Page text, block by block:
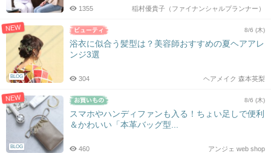
稲村優貴子（ファイナンシャルプランナー）
1355
NEW
BLOG
8/6 (木)
浴衣に似合う髪型は？美容師おすすめの夏ヘアアレ
ンジ3選
ヘアメイク 森本英梨
304
NEW
BLOG
8/6 (木)
スマホやハンディファンも入る！ちょい足しで便利
＆かわいい「本革バッグ型...
アンジェ web shop
460